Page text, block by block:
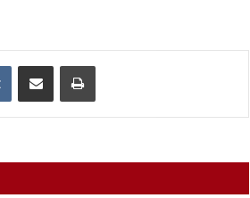
VKontakteShare via Email Print